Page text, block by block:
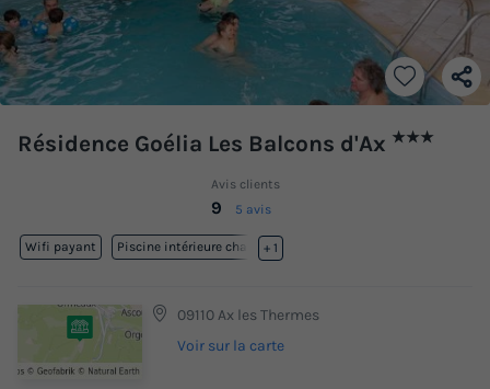
Résidence Goélia Les Balcons d'Ax ★★★
Avis clients
9 5 avis
Wifi payant Piscine intérieure chauffée
+ 1
09110 Ax les Thermes
Voir sur la carte